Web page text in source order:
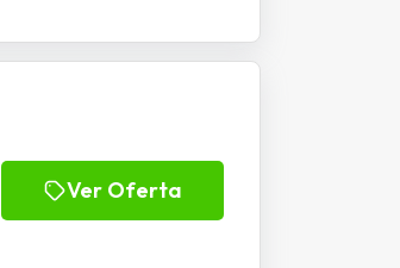
Ver Oferta